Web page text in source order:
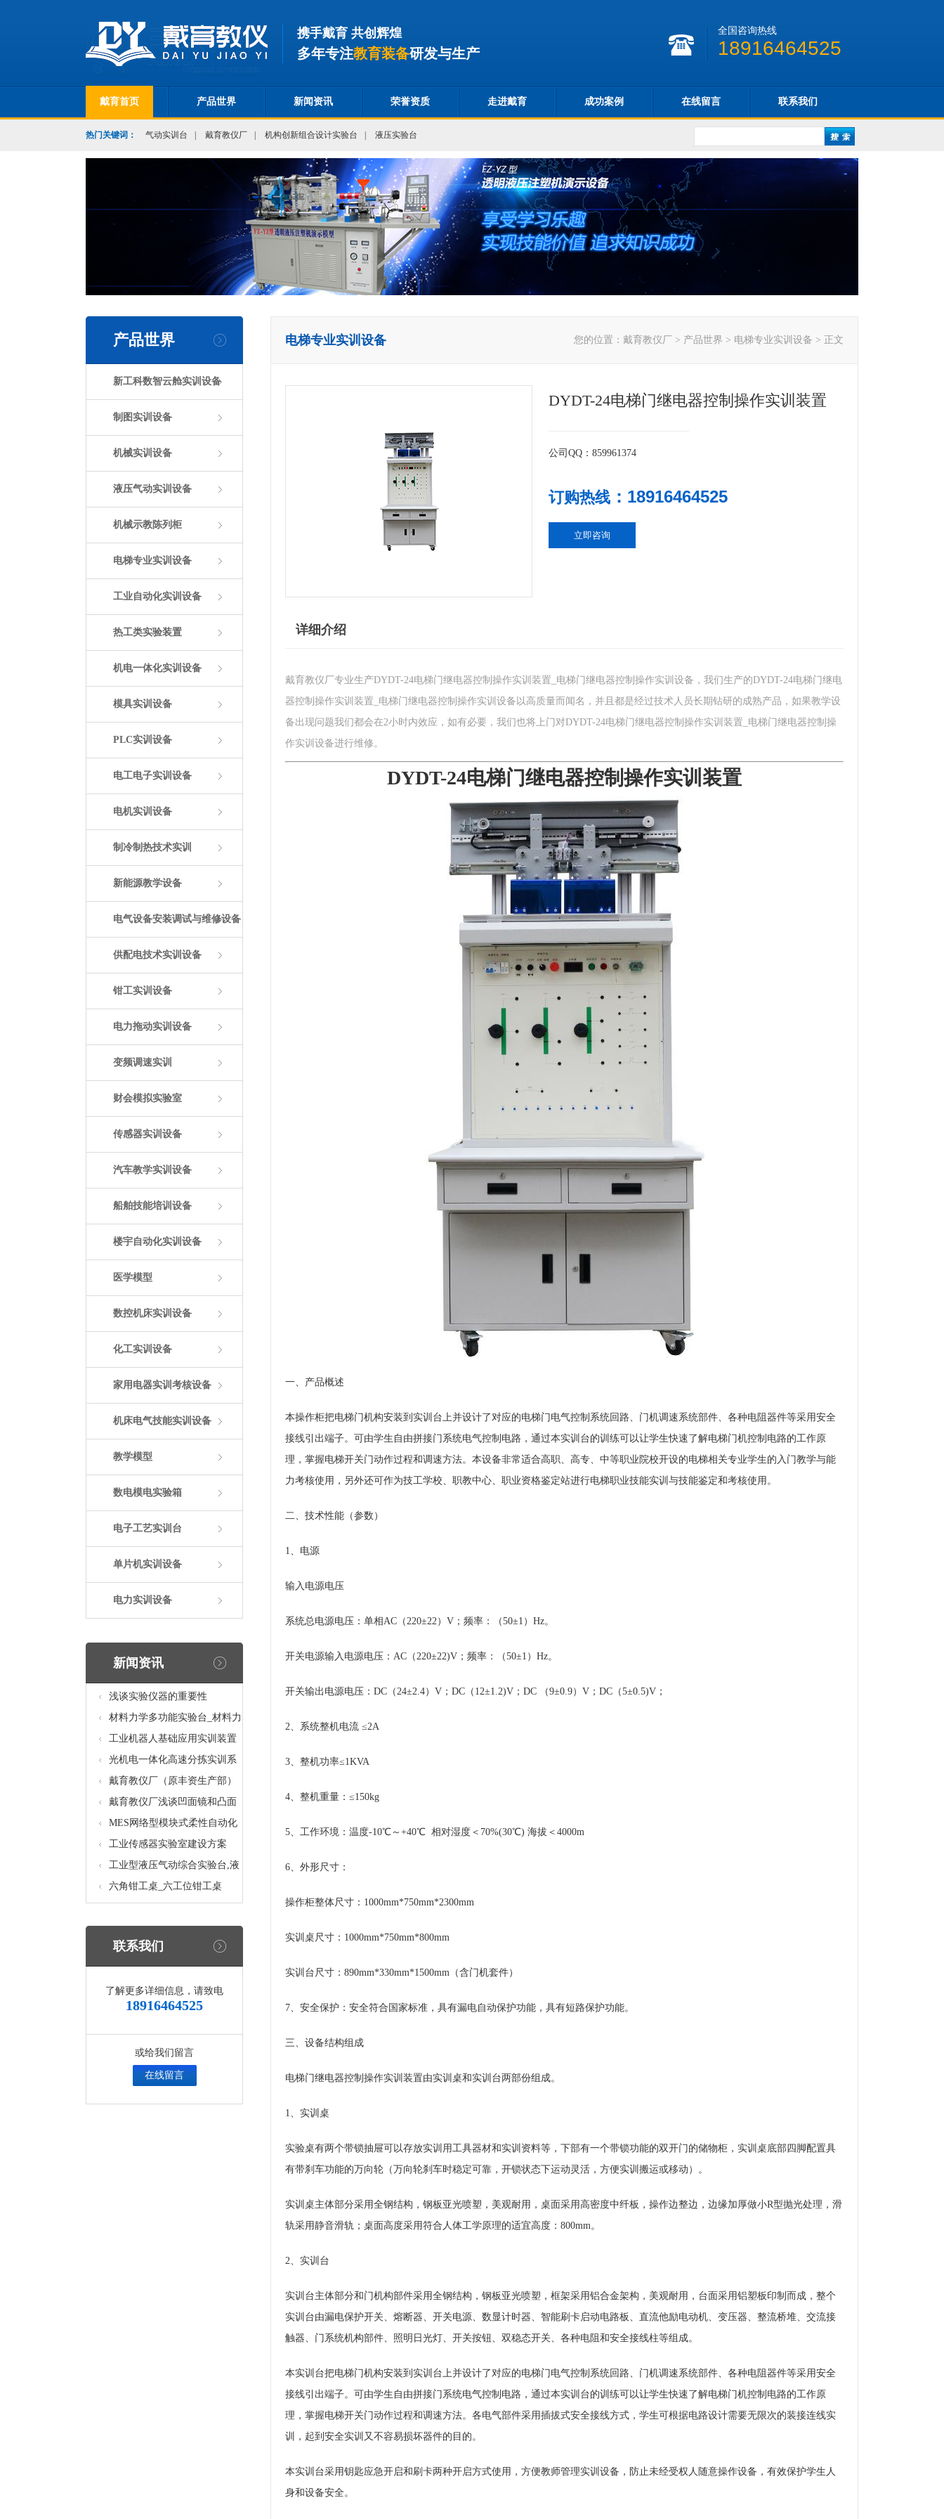
携手戴育 共创辉煌
多年专注教育装备研发与生产
全国咨询热线
18916464525
戴育首页 产品世界 新闻资讯 荣誉资质 走进戴育 成功案例 在线留言 联系我们
热门关键词： 气动实训台 戴育教仪厂 机构创新组合设计实验台 液压实验台
产品世界
新工科数智云舱实训设备
制图实训设备
机械实训设备
液压气动实训设备
机械示教陈列柜
电梯专业实训设备
工业自动化实训设备
热工类实验装置
机电一体化实训设备
模具实训设备
PLC实训设备
电工电子实训设备
电机实训设备
制冷制热技术实训
新能源教学设备
电气设备安装调试与维修设备
供配电技术实训设备
钳工实训设备
电力拖动实训设备
变频调速实训
财会模拟实验室
传感器实训设备
汽车教学实训设备
船舶技能培训设备
楼宇自动化实训设备
医学模型
数控机床实训设备
化工实训设备
家用电器实训考核设备
机床电气技能实训设备
教学模型
数电模电实验箱
电子工艺实训台
单片机实训设备
电力实训设备
新闻资讯
浅谈实验仪器的重要性
材料力学多功能实验台_材料力
学多功能考核实验实训设备
工业机器人基础应用实训装置
台_工业机器人基础应用实训考
核设备
光机电一体化高速分拣实训系
统_光机电一体化高速分拣实验
实训设备
戴育教仪厂（原丰资生产部）
助力春季高教仪器展
戴育教仪厂浅谈凹面镜和凸面
镜的区别之处
MES网络型模块式柔性自动化
生产线实验系统(八站)_模块柔
性自动化生产线教学实训设备
工业传感器实验室建设方案
工业型液压气动综合实验台,液
压气动综合实训台
六角钳工桌_六工位钳工桌
联系我们
了解更多详细信息，请致电
18916464525
或给我们留言
在线留言
电梯专业实训设备 您的位置： 戴育教仪厂 > 产品世界 > 电梯专业实训设备 > 正文
DYDT-24电梯门继电器控制操作实训装置
公司QQ：859961374
订购热线 ：18916464525
立即咨询
详细介绍
戴育教仪厂专业生产DYDT-24电梯门继电器控制操作实训装置_电梯门继电器控制操作实训设备，我们生产的DYDT-24电梯门继电
器控制操作实训装置_电梯门继电器控制操作实训设备以高质量而闻名，并且都是经过技术人员长期钻研的成熟产品，如果教学设
备出现问题我们都会在2小时内效应，如有必要，我们也将上门对DYDT-24电梯门继电器控制操作实训装置_电梯门继电器控制操
作实训设备进行维修。
DYDT-24电梯门继电器控制操作实训装置
一、产品概述
本操作柜把电梯门机构安装到实训台上并设计了对应的电梯门电气控制系统回路、门机调速系统部件、各种电阻器件等采用安全
接线引出端子。可由学生自由拼接门系统电气控制电路，通过本实训台的训练可以让学生快速了解电梯门机控制电路的工作原
理，掌握电梯开关门动作过程和调速方法。本设备非常适合高职、高专、中等职业院校开设的电梯相关专业学生的入门教学与能
力考核使用，另外还可作为技工学校、职教中心、职业资格鉴定站进行电梯职业技能实训与技能鉴定和考核使用。
二、技术性能（参数）
1、电源
输入电源电压
系统总电源电压：单相AC（220±22）V；频率：（50±1）Hz。
开关电源输入电源电压：AC（220±22)V；频率：（50±1）Hz。
开关输出电源电压：DC（24±2.4）V；DC（12±1.2)V；DC （9±0.9）V；DC（5±0.5)V；
2、系统整机电流 ≤2A
3、整机功率≤1KVA
4、整机重量：≤150kg
5、工作环境：温度-10℃～+40℃ 相对湿度＜70%(30℃) 海拔＜4000m
6、外形尺寸：
操作柜整体尺寸：1000mm*750mm*2300mm
实训桌尺寸：1000mm*750mm*800mm
实训台尺寸：890mm*330mm*1500mm（含门机套件）
7、安全保护：安全符合国家标准，具有漏电自动保护功能，具有短路保护功能。
三、设备结构组成
电梯门继电器控制操作实训装置由实训桌和实训台两部份组成。
1、实训桌
实验桌有两个带锁抽屉可以存放实训用工具器材和实训资料等，下部有一个带锁功能的双开门的储物柜，实训桌底部四脚配置具
有带刹车功能的万向轮（万向轮刹车时稳定可靠，开锁状态下运动灵活，方便实训搬运或移动）。
实训桌主体部分采用全钢结构，钢板亚光喷塑，美观耐用，桌面采用高密度中纤板，操作边整边，边缘加厚做小R型抛光处理，滑
轨采用静音滑轨；桌面高度采用符合人体工学原理的适宜高度：800mm。
2、实训台
实训台主体部分和门机构部件采用全钢结构，钢板亚光喷塑，框架采用铝合金架构，美观耐用，台面采用铝塑板印制而成，整个
实训台由漏电保护开关、熔断器、开关电源、数显计时器、智能刷卡启动电路板、直流他励电动机、变压器、整流桥堆、交流接
触器、门系统机构部件、照明日光灯、开关按钮、双稳态开关、各种电阻和安全接线柱等组成。
本实训台把电梯门机构安装到实训台上并设计了对应的电梯门电气控制系统回路、门机调速系统部件、各种电阻器件等采用安全
接线引出端子。可由学生自由拼接门系统电气控制电路，通过本实训台的训练可以让学生快速了解电梯门机控制电路的工作原
理，掌握电梯开关门动作过程和调速方法。各电气部件采用插拔式安全接线方式，学生可根据电路设计需要无限次的装接连线实
训，起到安全实训又不容易损坏器件的目的。
本实训台采用钥匙应急开启和刷卡两种开启方式使用，方便教师管理实训设备，防止未经受权人随意操作设备，有效保护学生人
身和设备安全。